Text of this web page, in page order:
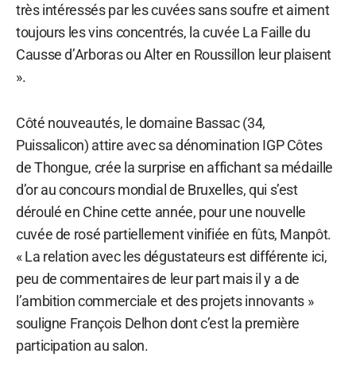
très intéressés par les cuvées sans soufre et aiment
toujours les vins concentrés, la cuvée La Faille du
Causse d’Arboras ou Alter en Roussillon leur plaisent
».
Côté nouveautés, le domaine Bassac (34,
Puissalicon) attire avec sa dénomination IGP Côtes
de Thongue, crée la surprise en affichant sa médaille
d’or au concours mondial de Bruxelles, qui s’est
déroulé en Chine cette année, pour une nouvelle
cuvée de rosé partiellement vinifiée en fûts, Manpôt.
« La relation avec les dégustateurs est différente ici,
peu de commentaires de leur part mais il y a de
l’ambition commerciale et des projets innovants »
souligne François Delhon dont c’est la première
participation au salon.